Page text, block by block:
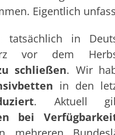
Eigentlich
in
vor dem
schließen. Wir
in den
. Aktuell
bei